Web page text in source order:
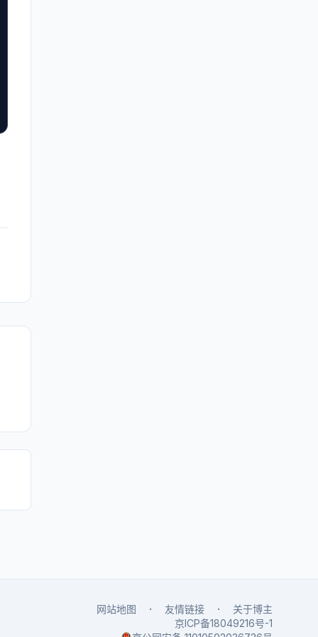
网站地图 · 友情链接 · 关于博主
京ICP备18049216号-1